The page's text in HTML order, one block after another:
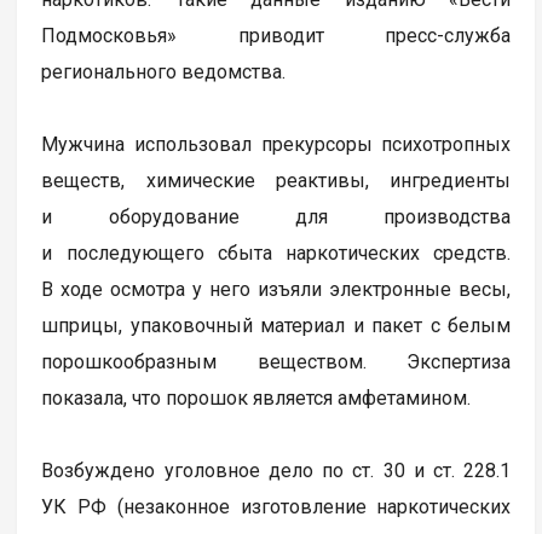
Подмосковья» приводит пресс-служба
регионального ведомства.
Мужчина использовал прекурсоры психотропных
веществ, химические реактивы, ингредиенты
и оборудование для производства
и последующего сбыта наркотических средств.
В ходе осмотра у него изъяли электронные весы,
шприцы, упаковочный материал и пакет с белым
порошкообразным веществом. Экспертиза
показала, что порошок является амфетамином.
Возбуждено уголовное дело по ст. 30 и ст. 228.1
УК РФ (незаконное изготовление наркотических